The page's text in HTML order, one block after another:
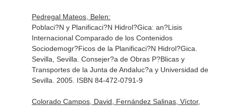
Pedregal Mateos, Belen:
Poblaci?N y Planificaci?N Hidrol?Gica: an?Lisis
Internacional Comparado de los Contenidos
Sociodemogr?Ficos de la Planificaci?N Hidrol?Gica.
Sevilla, Sevilla. Consejer?a de Obras P?Blicas y
Transportes de la Junta de Andaluc?a y Universidad de
Sevilla. 2005. ISBN 84-472-0791-9
Colorado Campos, David, Fernández Salinas, Víctor,